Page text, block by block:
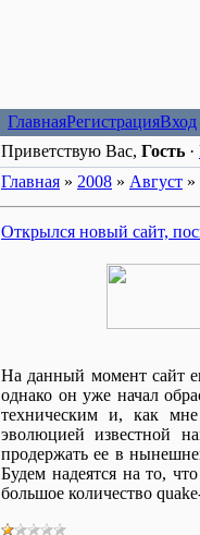
ГлавнаяРегистрацияВход
Приветствую Вас, Гость ·
Главная » 2008 » Август »
Открылся новый сайт,
На данный момент сайт
однако он уже начал
техническим и, как
эволюцией известной
продержать ее в
Будем надеятся на то,
большое количество